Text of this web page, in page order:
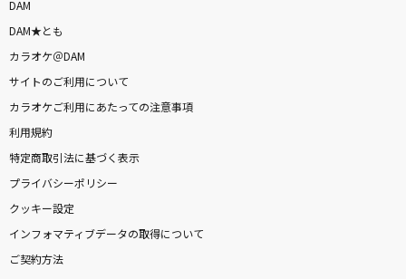
花火大会
ACE COLLECTION
怪獣
サカナクション
DARMA GRAND PRIX
DAM
DAM★とも
カラオケ＠DAM
サイトのご利用について
カラオケご利用にあたっての注意事項
利用規約
特定商取引法に基づく表示
プライバシーポリシー
クッキー設定
インフォマティブデータの取得について
ご契約方法